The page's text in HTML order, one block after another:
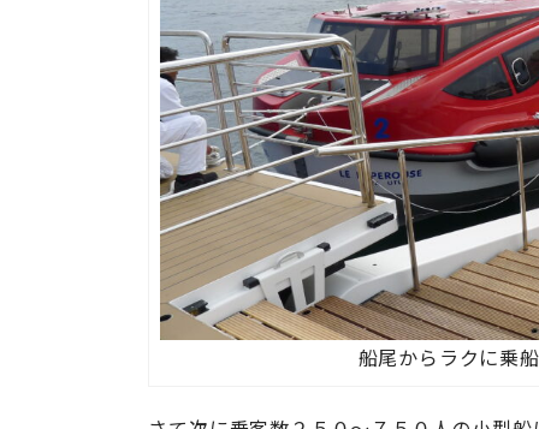
船尾からラクに乗